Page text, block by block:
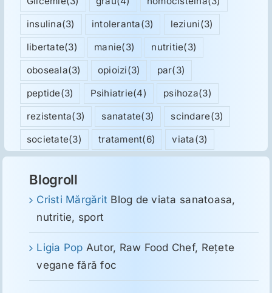
insulina(3) intoleranta(3) leziuni(3)
libertate(3) manie(3) nutritie(3)
oboseala(3) opioizi(3) par(3)
peptide(3) Psihiatrie(4) psihoza(3)
rezistenta(3) sanatate(3) scindare(3)
societate(3) tratament(6) viata(3)
Blogroll
Cristi Mărgărit Blog de viata sanatoasa,
nutritie, sport
Ligia Pop Autor, Raw Food Chef, Reţete
vegane fără foc